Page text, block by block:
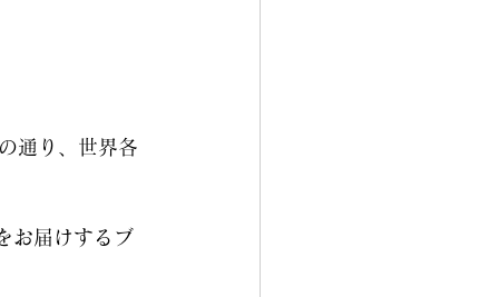
通り、世界各
お届けするブ